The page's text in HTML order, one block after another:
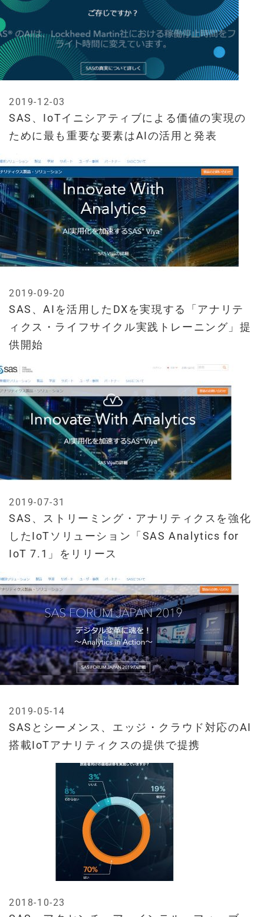
SAS、IoTイニシアティブによる価値の実現の
ために最も重要な要素はAIの活用と発表
2019-12-03
SAS、AIを活用したDXを実現する「アナリテ
ィクス・ライフサイクル実践トレーニング」提
供開始
2019-09-20
SAS、ストリーミング・アナリティクスを強化
したIoTソリューション「SAS Analytics for
IoT 7.1」をリリース
2019-07-31
SASとシーメンス、エッジ・クラウド対応のAI
搭載IoTアナリティクスの提供で提携
2019-05-14
2018-10-23